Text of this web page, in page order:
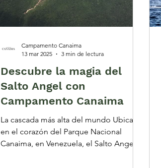
Descubre la magia del
Salto Angel con
Campamento Canaima
La cascada más alta del mundo Ubicado
en el corazón del Parque Nacional
Canaima, en Venezuela, el Salto Angel
Campamento Canaima
13 mar 2025
3 min de lectura